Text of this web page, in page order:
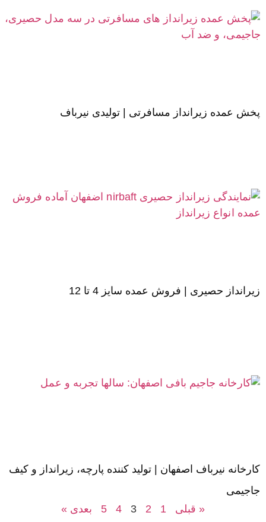
پخش عمده زیرانداز مسافرتی | تولیدی نیرباف
زیرانداز حصیری | فروش عمده سایز 4 تا 12
کارخانه نیرباف اصفهان | تولید کننده پارچه، زیرانداز و کیف
جاجیمی
« قبلی
1
2
3
4
5 بعدی »